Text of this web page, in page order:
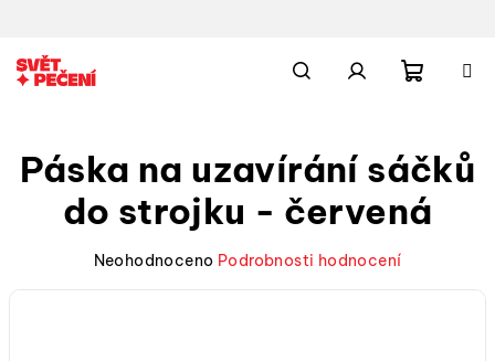
na
obsah
košík
Páska na uzavírání sáčků
do strojku - červená
Průměrné
Neohodnoceno Podrobnosti hodnocení